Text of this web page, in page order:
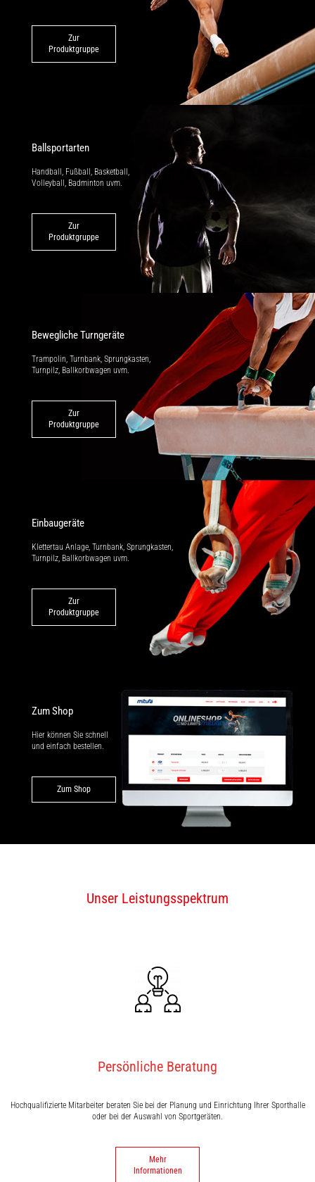
Zur
Produktgruppe
Ballsportarten
Handball, Fußball, Basketball,
Volleyball, Badminton uvm.
Zur
Produktgruppe
Bewegliche Turngeräte
Trampolin, Turnbank, Sprungkasten,
Turnpilz, Ballkorbwagen uvm.
Zur
Produktgruppe
Einbaugeräte
Klettertau Anlage, Turnbank, Sprung­kasten,
Turnpilz, Ballkorbwagen uvm.
Zur
Produktgruppe
Zum Shop
Hier können Sie schnell
und einfach bestellen.
Zum Shop
Unser Leistungsspektrum
Persönliche Beratung
Hochqualifizierte Mitarbeiter beraten Sie bei der Planung und Einrichtung Ihrer Sporthalle
oder bei der Auswahl von Sportgeräten.
Mehr
Informationen